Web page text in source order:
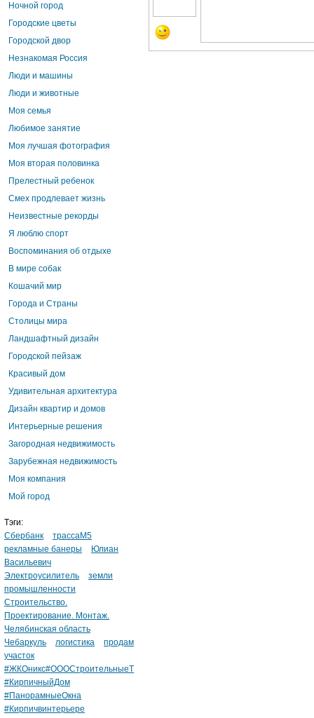
Ночной город
Городские цветы
Городской двор
Незнакомая Россия
Люди и машины
Люди и животные
Моя семья
Любимое занятие
Моя лучшая фотография
Моя вторая половинка
Прелестный ребенок
Смех продлевает жизнь
Неизвестные рекорды
Я люблю спорт
Воспоминания об отдыхе
В мире собак
Кошачий мир
Города и Страны
Столицы мира
Ландшафтный дизайн
Городской пейзаж
Красивый дом
Удивительная архитектура
Дизайн квартир и домов
Интерьерные решения
Загородная недвижимость
Зарубежная недвижимость
Моя компания
Мой город
Тэги:
Сбербанк
трассаМ5
рекламные банеры
Юлиан
Васильевич
Электроусилитель
земли
промышленности
Строительство.
Проектирование. Монтаж.
Челябинская область
Чебаркуль
логистика
продам
участок
#ЖКОникс#ОООСтроительныеТ
#КирпичныйДом
#ПанорамныеОкна
#Кирпичвинтерьере